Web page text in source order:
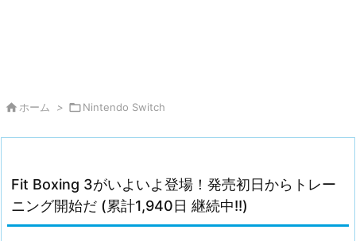
 ホーム > Nintendo Switch
Fit Boxing 3がいよいよ登場！発売初日からトレー
ニング開始だ (累計1,940日 継続中!!)